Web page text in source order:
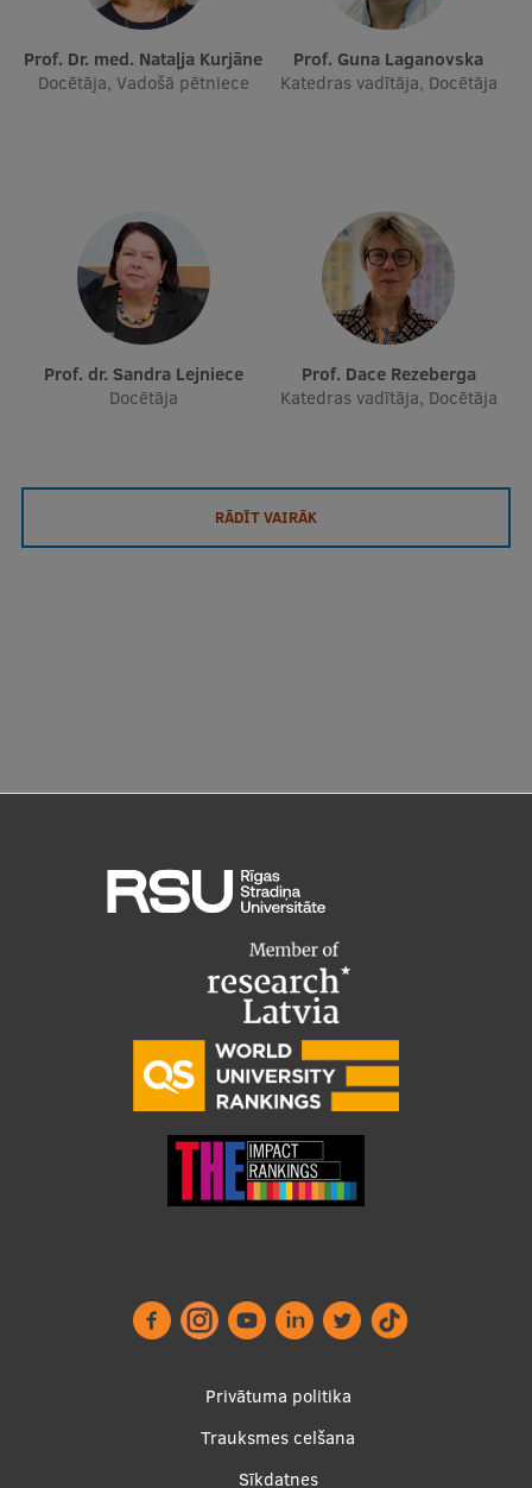
Prof. Dr. med. Nataļja Kurjāne
Docētāja, Vadošā pētniece
Prof. Guna Laganovska
Katedras vadītāja, Docētāja
Prof. dr. Sandra Lejniece
Docētāja
Prof. Dace Rezeberga
Katedras vadītāja, Docētāja
RĀDĪT VAIRĀK
Privātuma politika
Trauksmes celšana
Sīkdatnes